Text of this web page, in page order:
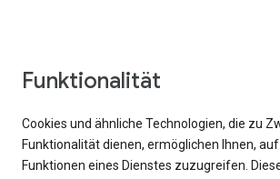
Funktionalität
Cookies und ähnliche Technologien, die zu
Funktionalität dienen, ermöglichen Ihnen,
Funktionen eines Dienstes zuzugreifen.